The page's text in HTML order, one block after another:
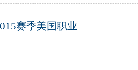
赛季美国职业